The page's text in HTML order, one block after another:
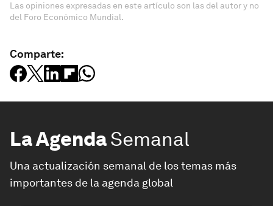
Las opiniones expresadas en este artículo son las del autor y no
del Foro Económico Mundial.
Comparte:
La AgendaSemanal
Una actualización semanal de los temas más
importantes de la agenda global